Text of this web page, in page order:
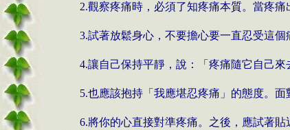
2.觀察疼痛時，必須了知疼痛本質。當疼
3.試著放鬆身心，不要擔心要一直忍受這個
4.讓自己保持平靜，說：「疼痛隨它自己
5.也應該抱持「我應堪忍疼痛」的態度。面
6.將你的心直接對準疼痛。之後，應試著